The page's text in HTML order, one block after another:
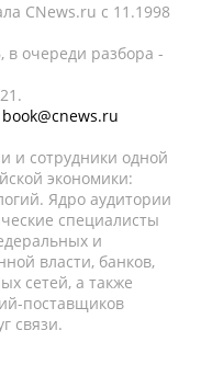
CNews.ru c 11.1998
очереди разбора -
book@cnews.ru
и сотрудники одной
экономики:
Ядро аудитории
специалисты
и
власти, банков,
сетей, а также
поставщиков
связи.